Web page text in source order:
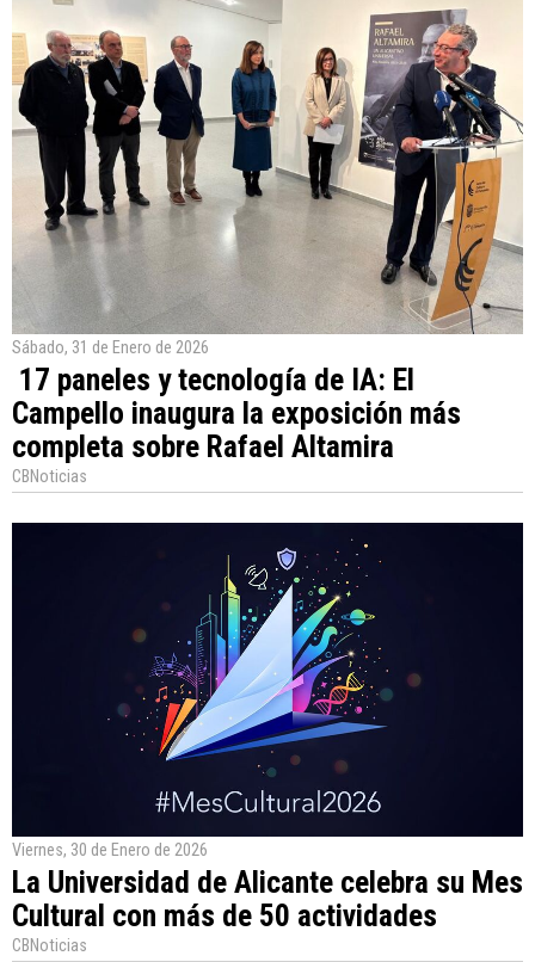
Sábado, 31 de Enero de 2026
17 paneles y tecnología de IA: El
Campello inaugura la exposición más
completa sobre Rafael Altamira
CBNoticias
Viernes, 30 de Enero de 2026
La Universidad de Alicante celebra su Mes
Cultural con más de 50 actividades
CBNoticias